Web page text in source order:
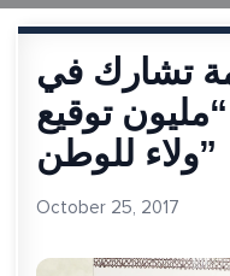
تشارك في
“مليون توقيع
ولاء للوطن”
October 25, 2017